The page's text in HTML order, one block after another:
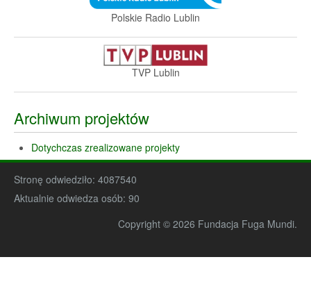
Polskie Radio Lublin
TVP Lublin
Archiwum projektów
Dotychczas zrealizowane projekty
Stronę odwiedziło: 4087540
Aktualnie odwiedza osób: 90
Copyright © 2026 Fundacja Fuga Mundi.